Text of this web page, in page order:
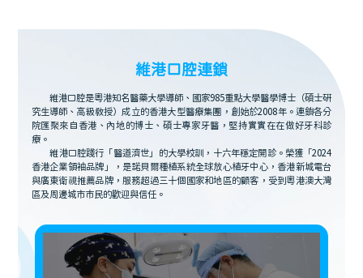
維港口腔連鎖
維港口腔是粵港知名醫藥大學導師、國家985重點大學醫學博士（碩士研
究生導師、高級教授）成立的香港大型醫療集團，創始於2008年。連鎖各分
院匯聚來自香港、內地的博士、碩士專家牙醫，堅持實實在在做好牙科診
療。
維港口腔踐行「醫道濟世」的大學校訓，十六年穩定開診。榮獲「2024
香港企業領袖品牌」，是諾貝爾種植系統全球放心植牙中心，香港新城電台
與廣東衛視推薦品牌，服務超過三十個國家和地區的顧客，受到粵港澳大灣
區及周邊城市市民的歡迎與信任。